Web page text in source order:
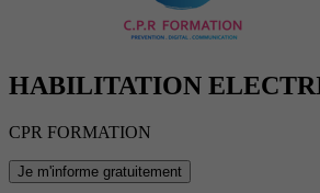
HABILITATION
CPR FORMATION
Je m'informe gratuitement